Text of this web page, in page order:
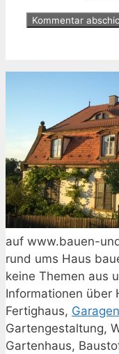
auf www.bauen-
rund ums Haus
keine Themen aus
Informationen über
Fertighaus,
Gartengestaltung,
Gartenhaus,